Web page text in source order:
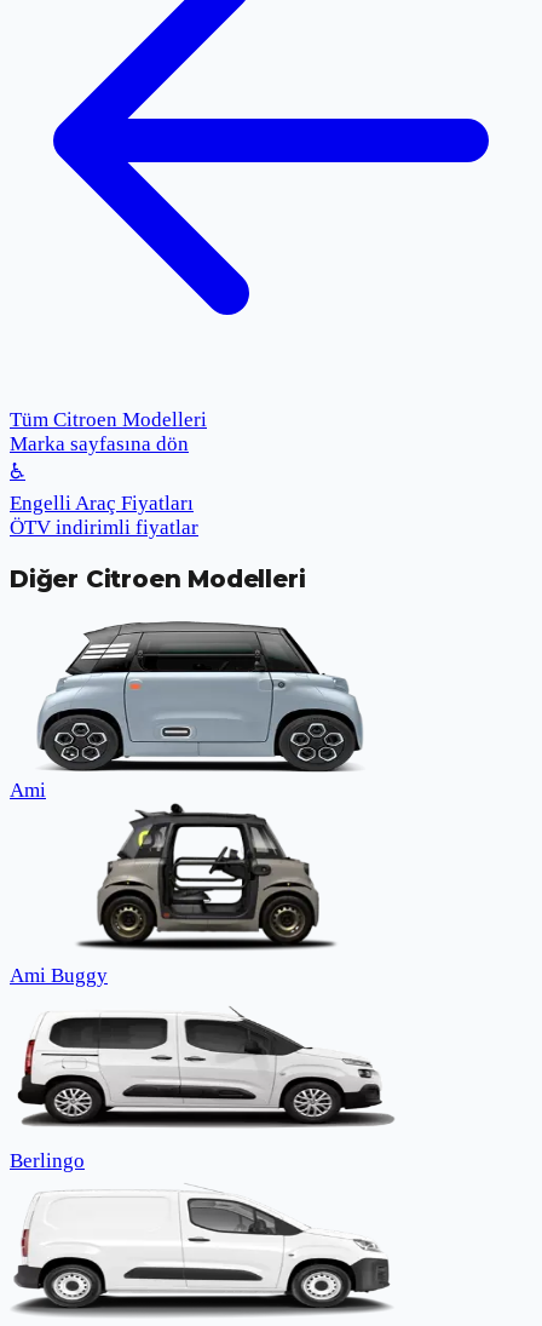
Tüm Citroen Modelleri
Marka sayfasına dön
♿
Engelli Araç Fiyatları
ÖTV indirimli fiyatlar
Diğer Citroen Modelleri
Ami
Ami Buggy
Berlingo